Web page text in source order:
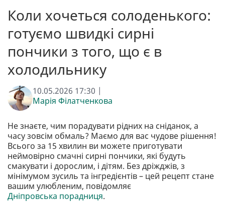
Коли хочеться солоденького:
готуємо швидкі сирні
пончики з того, що є в
холодильнику
10.05.2026 17:30 |
Марія Філатченкова
Не знаєте, чим порадувати рідних на сніданок, а
часу зовсім обмаль? Маємо для вас чудове рішення!
Всього за 15 хвилин ви можете приготувати
неймовірно смачні сирні пончики, які будуть
смакувати і дорослим, і дітям. Без дріжджів, з
мінімумом зусиль та інгредієнтів – цей рецепт стане
вашим улюбленим, повідомляє
Дніпровська порадниця.